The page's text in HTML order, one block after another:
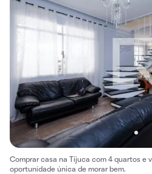
Comprar casa na Tijuca com 4 quartos e
oportunidade única de morar bem.